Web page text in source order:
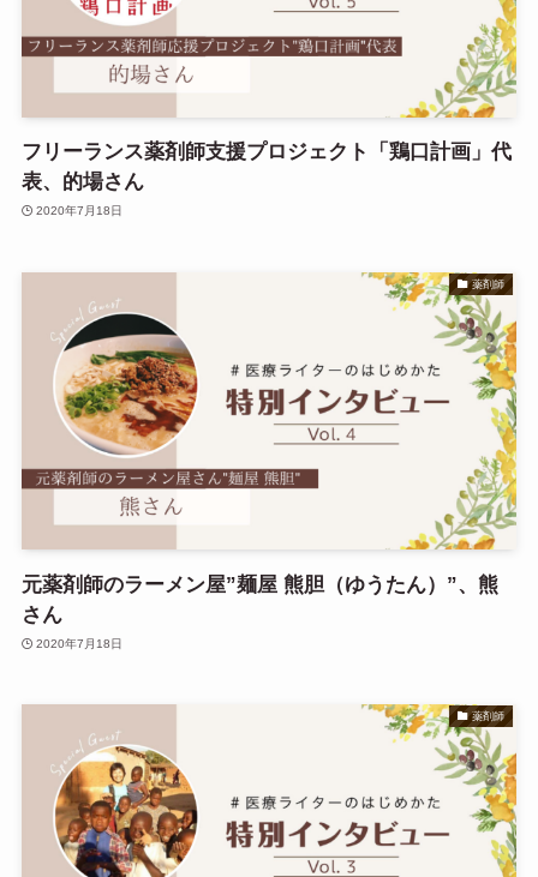
フリーランス薬剤師支援プロジェクト「鶏口計画」代
表、的場さん
2020年7月18日
薬剤師
元薬剤師のラーメン屋”麺屋 熊胆（ゆうたん）”、熊
さん
2020年7月18日
薬剤師